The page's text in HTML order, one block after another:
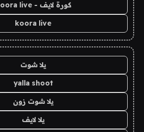
كورة لايف - koora live
koora live
يلا شوت
yalla shoot
يلا شوت زون
يلا لايف